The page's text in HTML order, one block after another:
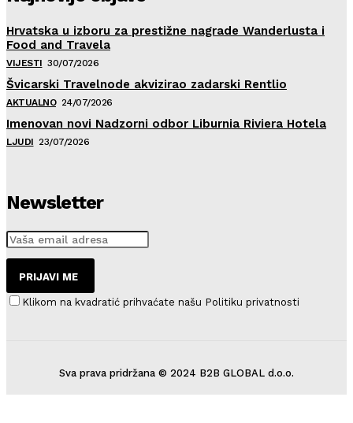
Hrvatska u izboru za prestižne nagrade Wanderlusta i
Food and Travela
VIJESTI 30/07/2026
Švicarski Travelnode akvizirao zadarski Rentlio
AKTUALNO 24/07/2026
Imenovan novi Nadzorni odbor Liburnia Riviera Hotela
LJUDI 23/07/2026
Newsletter
PRIJAVI ME
Klikom na kvadratić prihvaćate našu Politiku privatnosti
Sva prava pridržana © 2024 B2B GLOBAL d.o.o.